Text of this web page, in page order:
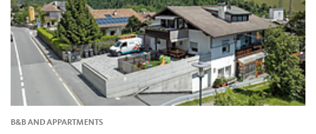
B&B AND APPARTMENTS